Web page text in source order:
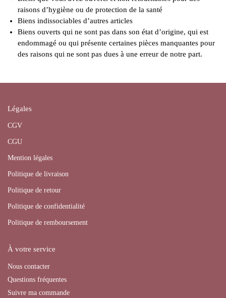
raisons d’hygiène ou de protection de la santé
Biens indissociables d’autres articles
Biens ouverts qui ne sont pas dans son état d’origine, qui est
endommagé ou qui présente certaines pièces manquantes pour
des raisons qui ne sont pas dues à une erreur de notre part.
Légales
CGV
CGU
Mention légales
Politique de livraison
Politique de retour
Politique de confidentialité
Politique de remboursement
À votre service
Nous contacter
Questions fréquentes
Suivre ma commande